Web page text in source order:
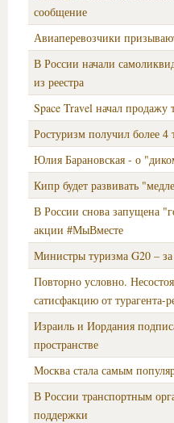
сообщение
Авиаперевозчики
В России начали
из реестра
Space Travel начал продажу
Ростуризм получил более 4
Юлия Барановская - о
Кипр будет развивать
В России снова запущена
акции #МыВместе
Министры туризма G20 –
Повторно условно.
сатисфакцию от турагента-
Израиль и Иордания
пространстве
Москва стала самым
В России транспортным
поддержки